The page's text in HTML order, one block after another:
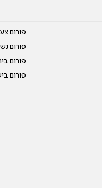
פורום
פורום
פורום
פורום